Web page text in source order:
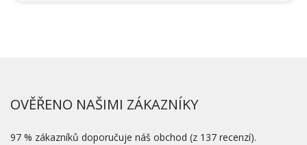
OVĚŘENO NAŠIMI ZÁKAZNÍKY
97 % zákazníků doporučuje náš obchod (z 137 recenzí).